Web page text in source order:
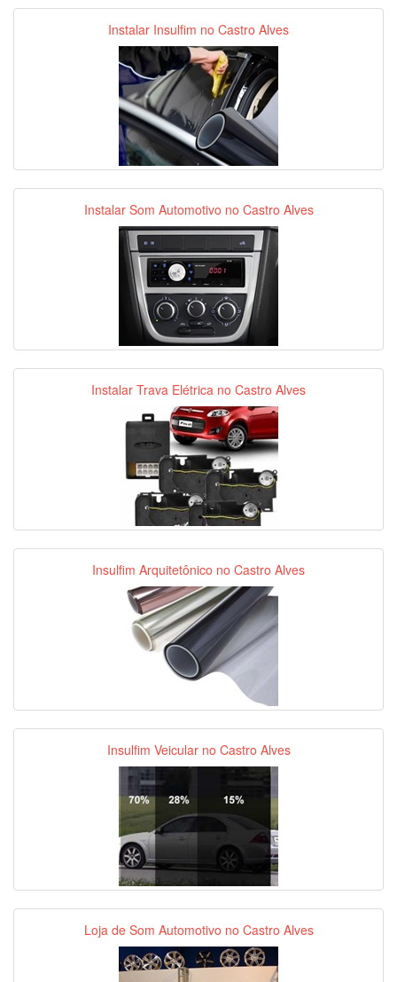
Instalar Insulfim no Castro Alves
Instalar Som Automotivo no Castro Alves
Instalar Trava Elétrica no Castro Alves
Insulfim Arquitetônico no Castro Alves
Insulfim Veicular no Castro Alves
Loja de Som Automotivo no Castro Alves